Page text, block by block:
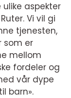
ulike aspekter
Vi vil gi
tjenesten,
som er
mellom
fordeler og
vår dype
barn».